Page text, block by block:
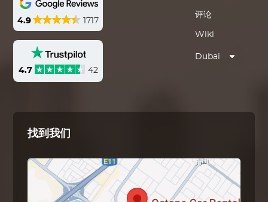
4.9 1717
4.7 42
评论
Wiki
Dubai
找到我们